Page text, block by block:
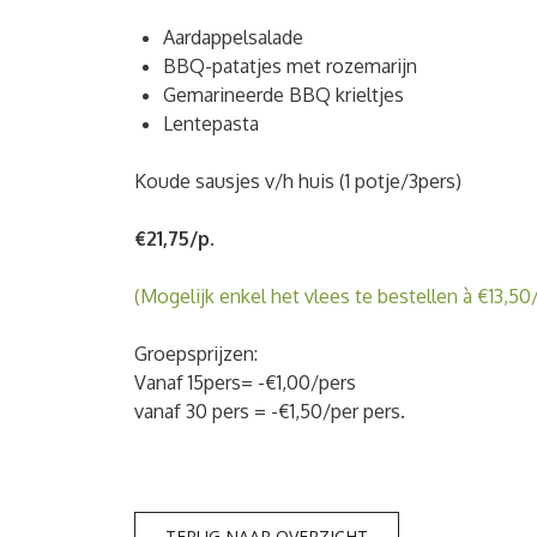
Aardappelsalade
BBQ-patatjes met rozemarijn
Gemarineerde BBQ krieltjes
Lentepasta
Koude sausjes v/h huis (1 potje/3pers)
€21,75/p.
(Mogelijk enkel het vlees te bestellen à
Groepsprijzen:
Vanaf 15pers= -€1,00/pers
vanaf 30 pers = -€1,50/per pers.